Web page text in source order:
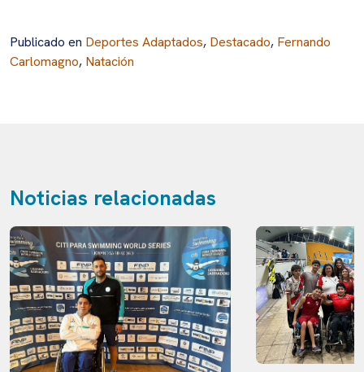
Publicado en Deportes Adaptados, Destacado, Fernando
Carlomagno, Natación
Noticias relacionadas